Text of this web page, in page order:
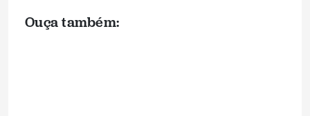
Ouça também: